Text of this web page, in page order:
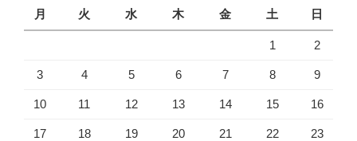
月
火 水 木 金 土 日
1 2
3 4 5 6 7 8 9
10 11 12 13 14 15 16
17 18 19 20 21 22 23